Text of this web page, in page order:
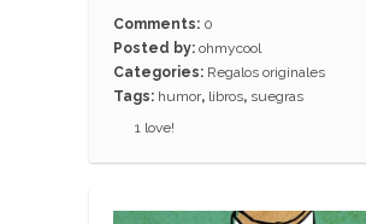
Comments: 0
Posted by: ohmycool
Categories: Regalos originales
Tags: humor, libros, suegras
1 love!